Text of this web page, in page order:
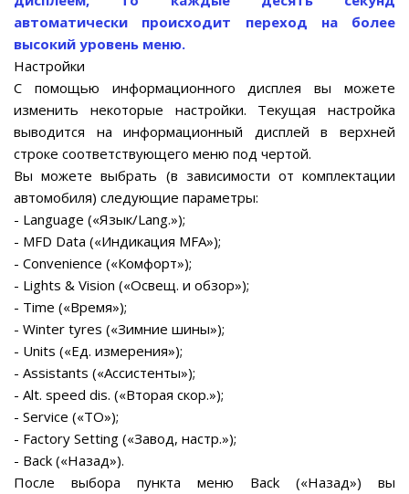
автоматически происходит переход на более
высокий уровень меню.
Настройки
С помощью информационного дисплея вы можете
изменить некоторые настройки. Текущая настройка
выводится на информационный дисплей в верхней
строке соответствующего меню под чертой.
Вы можете выбрать (в зависимости от комплектации
автомобиля) следующие параметры:
- Language («Язык/Lang.»);
- MFD Data («Индикация MFA»);
- Convenience («Комфорт»);
- Lights & Vision («Освещ. и обзор»);
- Time («Время»);
- Winter tyres («Зимние шины»);
- Units («Ед. измерения»);
- Assistants («Ассистенты»);
- Alt. speed dis. («Вторая скор.»);
- Service («ТО»);
- Factory Setting («Завод, настр.»);
- Back («Назад»).
После выбора пункта меню Back («Назад») вы